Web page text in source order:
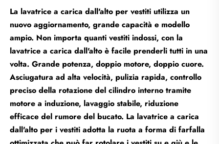
La lavatrice a carica dall'alto per vestiti utilizza un
nuovo aggiornamento, grande capacità e modello
ampio. Non importa quanti vestiti indossi, con la
lavatrice a carica dall'alto è facile prenderli tutti in una
volta. Grande potenza, doppio motore, doppio cuore.
Asciugatura ad alta velocità, pulizia rapida, controllo
preciso della rotazione del cilindro interno tramite
motore a induzione, lavaggio stabile, riduzione
efficace del rumore del bucato. La lavatrice a carica
dall'alto per i vestiti adotta la ruota a forma di farfalla